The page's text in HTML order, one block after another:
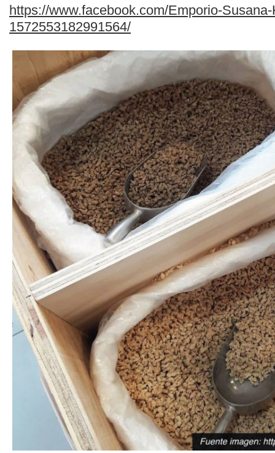
https://www.facebook.com/Emporio-
1572553182991564/